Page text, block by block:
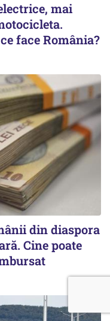
mai
face România?
din diaspora
Cine poate